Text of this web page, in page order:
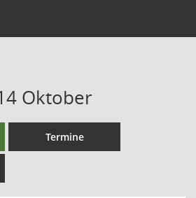
Oktober
Termine